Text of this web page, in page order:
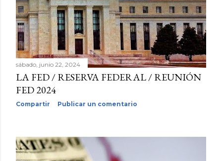
sábado, junio 22, 2024
LA FED / RESERVA FEDERAL / REUNIÓN
FED 2024
Compartir Publicar un comentario